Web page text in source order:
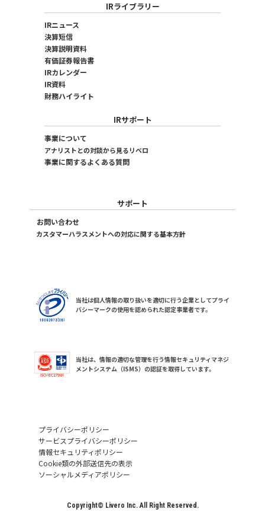
IRライブラリー
IRニュース
決算短信
決算説明資料
有価証券報告書
IRカレンダー
IR資料
財務ハイライト
IRサポート
事業について
アナリストとの対談から見るリベロ
事業に関するよくある質問
サポート
お問い合わせ
カスタマーハラスメントへの対応に関する基本方針
当社は個人情報の取り扱いを適切に行う企業としてプライ
バシーマークの使用を認められた認定事業者です。
当社は、情報の適切な管理を行う情報セキュリティマネジ
メントシステム（ISMS）の認証を取得しています。
プライバシーポリシー
サービスプライバシーポリシー
情報セキュリティポリシー
Cookie類の外部送信先の表示
ソーシャルメディアポリシー
Copyright© Livero Inc. All Right Reserved.